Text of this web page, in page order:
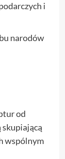
i
narodów
od
skupiającą
wspólnym